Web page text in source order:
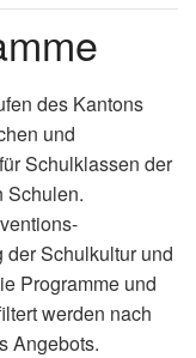
des Kantons
und
Schulklassen der
Schulen.
Schulkultur und
Programme und
werden nach
Angebots.